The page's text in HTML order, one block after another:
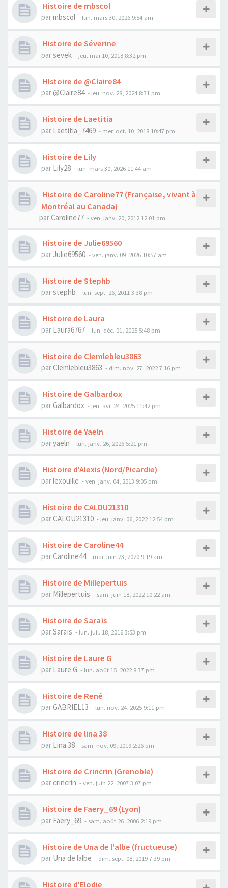
Histoire de mbscol
parmbscol - lun. mars 30, 2026 9:54 am
Histoire de Séverine
parsevek - jeu. mai 10, 2018 8:32 pm
HIstoire de @Claire84
par@Claire84 - jeu. nov. 28, 2024 8:31 pm
Histoire de Laetitia
par Laetitia_7469 - mer. oct. 10, 2018 10:47 pm
Histoire de Lily
par Lily28 - lun. mars 30, 2026 11:44 am
Histoire de Caroline77 (Française, vivant à
Montréal au Canada)
par Caroline77 - ven. janv. 20, 2012 12:01 pm
Histoire de Julie69560
par Julie69560 - ven. janv. 09, 2026 10:57 am
Histoire de Stephb
parstephb - lun. sept. 26, 2011 3:38 pm
Histoire de Laura
par Laura6767 - lun. déc. 01, 2025 5:48 pm
Histoire de Clemlebleu3863
par Clemlebleu3863 - dim. nov. 27, 2022 7:16 pm
Histoire de Galbardox
parGalbardox - jeu. avr. 24, 2025 11:42 pm
Histoire de Yaeln
paryaeln - lun. janv. 26, 2026 5:21 pm
Histoire d'Alexis (Nord/Picardie)
parlexouille - ven. janv. 04, 2013 9:05 pm
Histoire de CALOU21310
par CALOU21310 - jeu. janv. 06, 2022 12:54 pm
Histoire de Caroline44
parCaroline44 - mar. juin 23, 2020 9:19 am
Histoire de Millepertuis
par Millepertuis - sam. juin 18, 2022 10:22 am
Histoire de Saraïs
parSaraïs - lun. juil. 18, 2016 3:53 pm
Histoire de Laure G
par Laure G - lun. août 15, 2022 8:37 pm
Histoire de René
parGABRIEL13 - lun. nov. 24, 2025 9:11 pm
Histoire de lina 38
par Lina 38 - sam. nov. 09, 2019 2:26 pm
Histoire de Crincrin (Grenoble)
par crincrin - ven. juin 22, 2007 3:07 pm
Histoire de Faery_69 (Lyon)
par Faery_69 - sam. août 26, 2006 2:19 pm
Histoire de Una de l'albe (fructueuse)
par Una de lalbe - dim. sept. 08, 2019 7:39 pm
Histoire d'Elodie